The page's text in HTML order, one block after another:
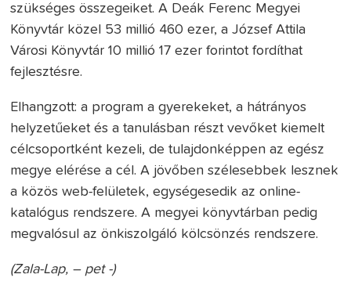
szükséges összegeiket. A Deák Ferenc Megyei
Könyvtár közel 53 millió 460 ezer, a József Attila
Városi Könyvtár 10 millió 17 ezer forintot fordíthat
fejlesztésre.
Elhangzott: a program a gyerekeket, a hátrányos
helyzetűeket és a tanulásban részt vevőket kiemelt
célcsoportként kezeli, de tulajdonképpen az egész
megye elérése a cél. A jövőben szélesebbek lesznek
a közös web-felületek, egységesedik az online-
katalógus rendszere. A megyei könyvtárban pedig
megvalósul az önkiszolgáló kölcsönzés rendszere.
(Zala-Lap, – pet -)